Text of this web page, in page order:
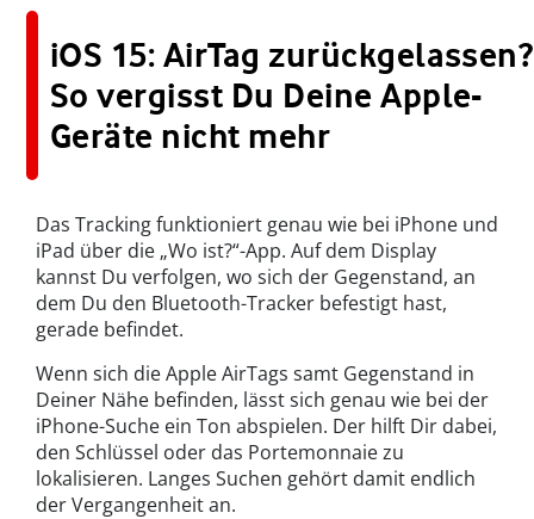
iOS 15: AirTag zurückgelassen?
So vergisst Du Deine Apple-
Geräte nicht mehr
Das Tracking funktioniert genau wie bei iPhone und
iPad über die „Wo ist?“-App. Auf dem Display
kannst Du verfolgen, wo sich der Gegenstand, an
dem Du den Bluetooth-Tracker befestigt hast,
gerade befindet.
Wenn sich dieApple AirTags samt Gegenstand in
Deiner Nähe befinden, lässt sich genau wie bei der
iPhone-Suche ein Ton abspielen. Der hilft Dir dabei,
den Schlüssel oder das Portemonnaie zu
lokalisieren. Langes Suchen gehört damit endlich
der Vergangenheit an.